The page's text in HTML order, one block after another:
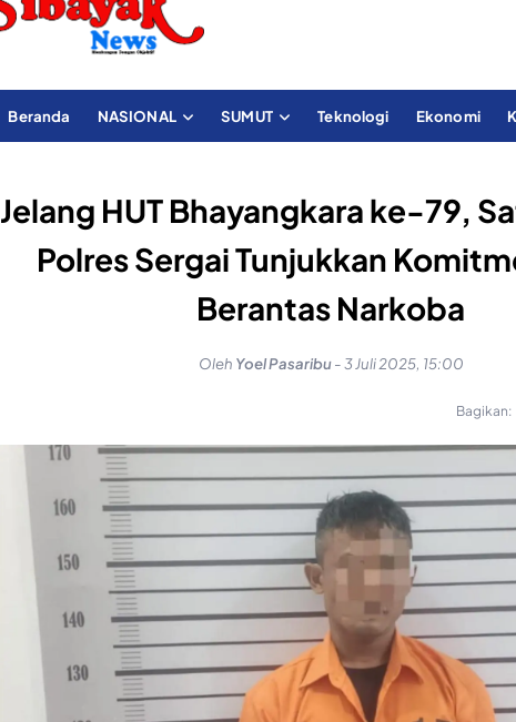
Beranda NASIONAL SUMUT Teknologi Ekonomi
Jelang HUT Bhayangkara ke-79,
Polres Sergai Tunjukkan
Berantas Narkoba
Oleh Yoel Pasaribu -3 Juli 2025, 15:00
Bagikan: